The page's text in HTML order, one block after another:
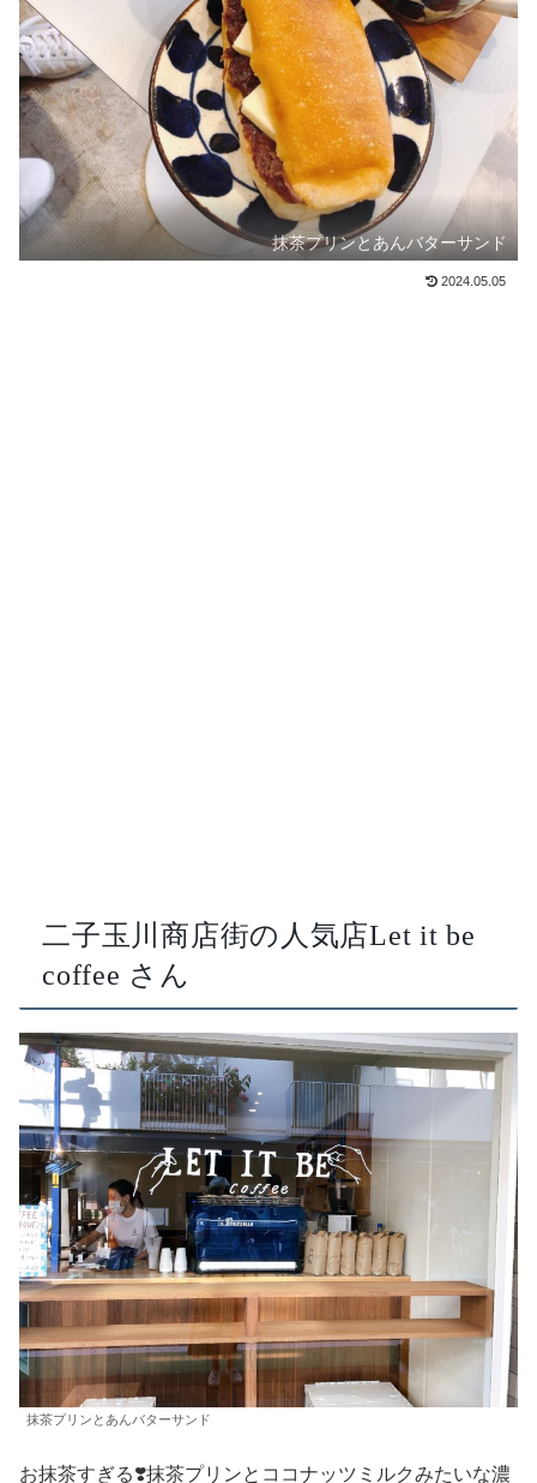
抹茶プリンとあんバターサンド
2024.05.05
二子玉川商店街の人気店Let it be
coffee さん
抹茶プリンとあんバターサンド
お抹茶すぎる❣️抹茶プリンとココナッツミルクみたいな濃